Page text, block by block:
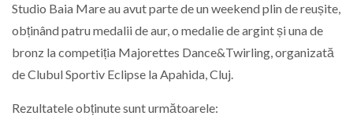
Studio Baia Mare au avut parte de un weekend plin de reușite,
obținând patru medalii de aur, o medalie de argint și una de
bronz la competiția Majorettes Dance&Twirling, organizată
de Clubul Sportiv Eclipse la Apahida, Cluj.
Rezultatele obținute sunt următoarele: